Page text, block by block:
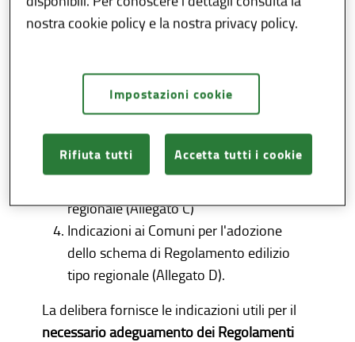
allegati:
(Allegato A)
Definizioni tecniche uniformi (Allegato B)
Ricognizione delle disposizioni incidenti
sugli usi e le trasformazioni del territorio
e sull'attività edilizia, aventi uniforme e
regionale (Allegato C)
Indicazioni ai Comuni per l'adozione
dello schema di Regolamento edilizio
tipo regionale (Allegato D).
La delibera fornisce le indicazioni utili per il
necessario adeguamento dei Regolamenti
nostra cookie policy e la nostra privacy policy.
Impostazioni cookie
Rifiuta tutti Accetta tutti i cookie